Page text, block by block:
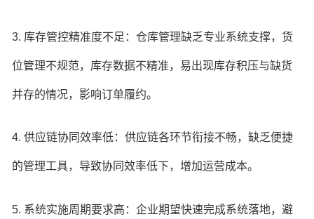
3. 库存管控精准度不足：仓库管理缺乏专业系统支撑，货
位管理不规范，库存数据不精准，易出现库存积压与缺货
并存的情况，影响订单履约。
4. 供应链协同效率低：供应链各环节衔接不畅，缺乏便捷
的管理工具，导致协同效率低下，增加运营成本。
5. 系统实施周期要求高：企业期望快速完成系统落地，避